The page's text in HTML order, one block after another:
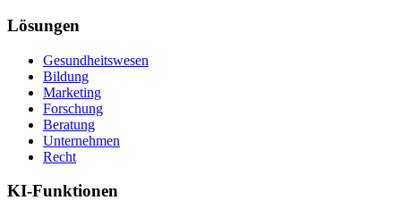
Lösungen
Gesundheitswesen
Bildung
Marketing
Forschung
Beratung
Unternehmen
Recht
KI-Funktionen